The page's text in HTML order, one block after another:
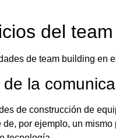
del
de team building en
de la
de construcción de
de, por ejemplo, un